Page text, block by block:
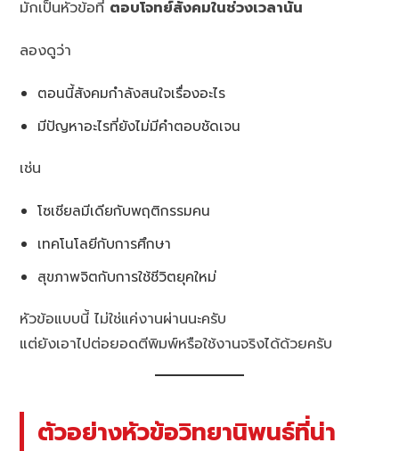
มักเป็นหัวข้อที่ ตอบโจทย์สังคมในช่วงเวลานั้น
ลองดูว่า
ตอนนี้สังคมกำลังสนใจเรื่องอะไร
มีปัญหาอะไรที่ยังไม่มีคำตอบชัดเจน
เช่น
โซเชียลมีเดียกับพฤติกรรมคน
เทคโนโลยีกับการศึกษา
สุขภาพจิตกับการใช้ชีวิตยุคใหม่
หัวข้อแบบนี้ ไม่ใช่แค่งานผ่านนะครับ
แต่ยังเอาไปต่อยอดตีพิมพ์หรือใช้งานจริงได้ด้วยครับ
ตัวอย่างหัวข้อวิทยานิพนธ์ที่น่า